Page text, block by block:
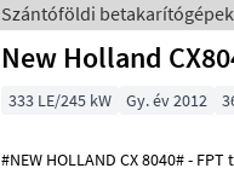
Szántóföldi
New Holland
333 LE/245 kW Gy. év 2012
#NEW HOLLAND CX 8040# - FPT turbómotor,